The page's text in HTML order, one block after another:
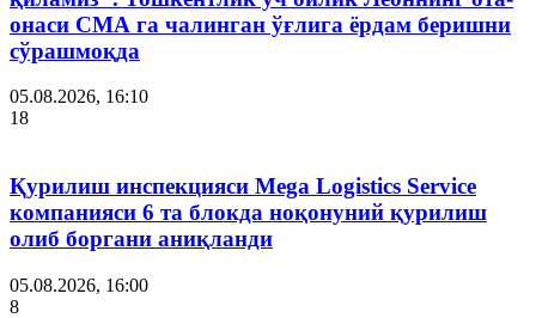
онаси СМА га чалинган ўғлига ёрдам беришни
сўрашмоқда
05.08.2026, 16:10
18
Қурилиш инспекцияси Мega Logistics Service
компанияси 6 та блокда ноқонуний қурилиш
олиб боргани аниқланди
05.08.2026, 16:00
8